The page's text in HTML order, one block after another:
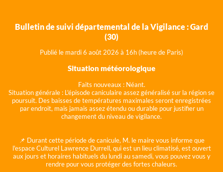
Bulletin de suivi départemental de la Vigilance : Gard
(30)
Publié le mardi 6 août 2026 à 16h (heure de Paris)
Situation météorologique
Faits nouveaux : Néant.
Situation générale : L'épisode caniculaire assez généralisé sur la région se
poursuit. Des baisses de températures maximales seront enregistrées
par endroit, mais jamais assez étendu ou durable pour justifier un
changement du niveau de vigilance.
📌 Durant cette période de canicule, M. le maire vous informe que
l'espace Culturel Lawrence Durrell, qui est un lieu climatisé, est ouvert
aux jours et horaires habituels du lundi au samedi, vous pouvez vous y
rendre pour vous protéger des fortes chaleurs.